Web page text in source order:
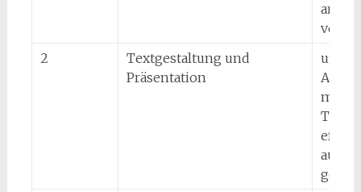
2
Textgestaltung und
Präsentation